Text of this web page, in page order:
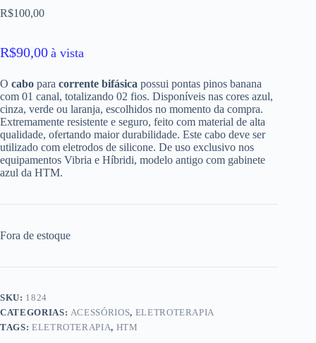
R$100,00
R$90,00 à vista
O cabo para corrente bifásica possui pontas pinos banana
com 01 canal, totalizando 02 fios. Disponíveis nas cores azul,
cinza, verde ou laranja, escolhidos no momento da compra.
Extremamente resistente e seguro, feito com material de alta
qualidade, ofertando maior durabilidade. Este cabo deve ser
utilizado com eletrodos de silicone. De uso exclusivo nos
equipamentos Vibria e Híbridi, modelo antigo com gabinete
azul da HTM.
Fora de estoque
SKU: 1824
CATEGORIAS: ACESSÓRIOS, ELETROTERAPIA
TAGS: ELETROTERAPIA, HTM